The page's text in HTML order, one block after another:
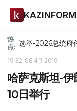
KAZINFORM
热
点: 选举-2026总统府
19:32, 08 4月 2019
哈萨克斯坦-
10日举行